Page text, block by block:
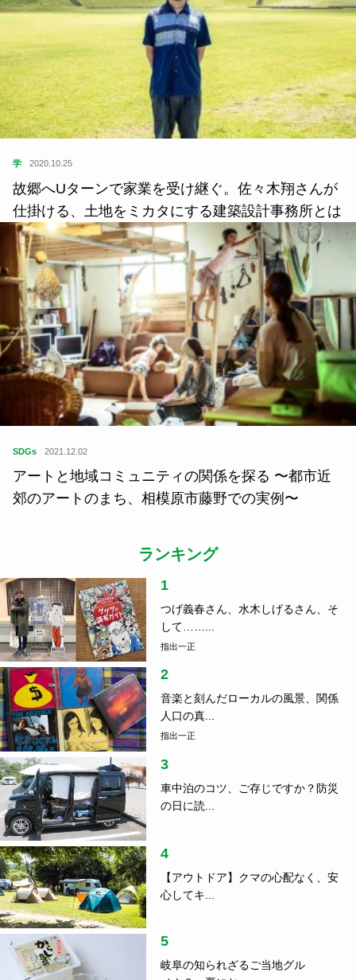
学 2020.10.25
故郷へUターンで家業を受け継ぐ。佐々木翔さんが
仕掛ける、土地をミカタにする建築設計事務所とは
SDGs 2021.12.02
アートと地域コミュニティの関係を探る 〜都市近
郊のアートのまち、相模原市藤野での実例〜
ランキング
1
つげ義春さん、水木しげるさん、そ
して……...
指出一正
2
音楽と刻んだローカルの風景、関係
人口の真...
指出一正
3
車中泊のコツ、ご存じですか？防災
の日に読...
4
【アウトドア】クマの心配なく、安
心してキ...
5
岐阜の知られざるご当地グル